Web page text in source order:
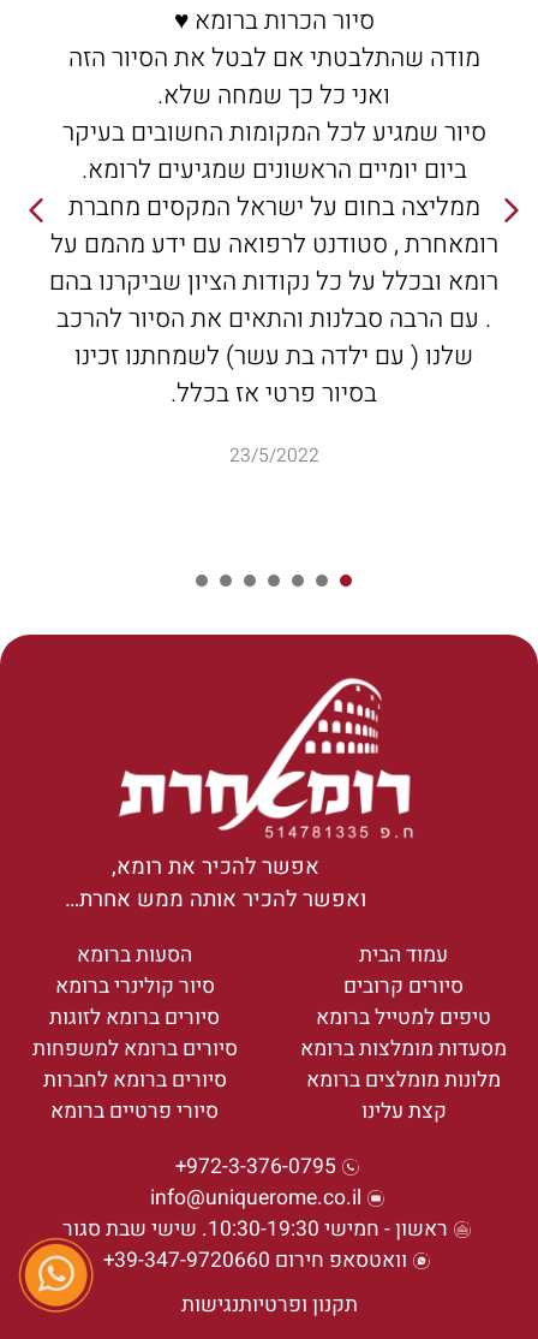
סיור הכרות ברומא ♥️
מודה שהתלבטתי אם לבטל את הסיור הזה
ואני כל כך שמחה שלא.
סיור שמגיע לכל המקומות החשובים בעיקר
ביום יומיים הראשונים שמגיעים לרומא.
ממליצה בחום על ישראל המקסים מחברת
רומאחרת , סטודנט לרפואה עם ידע מהמם על
רומא ובכלל על כל נקודות הציון שביקרנו בהם
. עם הרבה סבלנות והתאים את הסיור להרכב
שלנו ( עם ילדה בת עשר) לשמחתנו זכינו
בסיור פרטי אז בכלל.
23/5/2022
אפשר להכיר את רומא,
ואפשר להכיר אותה ממש אחרת…
עמוד הבית
סיורים קרובים
טיפים למטייל ברומא
מסעדות מומלצות ברומא
מלונות מומלצים ברומא
קצת עלינו
הסעות ברומא
סיור קולינרי ברומא
סיורים ברומא לזוגות
סיורים ברומא למשפחות
סיורים ברומא לחברות
סיורי פרטיים ברומא
972-3-376-0795+
info@uniquerome.co.il
ראשון - חמישי 10:30-19:30. שישי שבת סגור
וואטסאפ חירום 39-347-9720660+
תקנון ופרטיותנגישות